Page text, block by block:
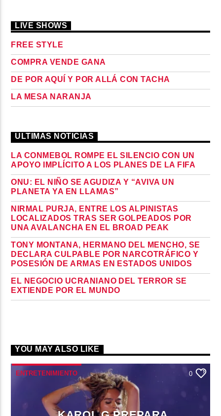
LIVE SHOWS
FREE STYLE
COMPRA VENDE GANA
DE POR AQUÍ Y POR ALLÁ CON TACHA
LA MESA NARANJA
ULTIMAS NOTICIAS
LA CONMEBOL ROMPE EL SILENCIO CON UN
APOYO IMPLÍCITO A LOS PLANES DE LA FIFA
ONU: EL NIÑO SE AGUDIZA Y “AVIVA UN
PLANETA YA EN LLAMAS”
NIRMAL PURJA, ENTRE LOS ALPINISTAS
LOCALIZADOS TRAS SER GOLPEADOS POR
UNA AVALANCHA EN EL BROAD PEAK
TONY MONTANA, HERMANO DEL MENCHO, SE
DECLARA CULPABLE POR NARCOTRÁFICO Y
POSESIÓN DE ARMAS EN ESTADOS UNIDOS
EL NEGOCIO UCRANIANO DEL TERROR SE
EXTIENDE POR EL MUNDO
YOU MAY ALSO LIKE
ENTRETENIMIENTO 0